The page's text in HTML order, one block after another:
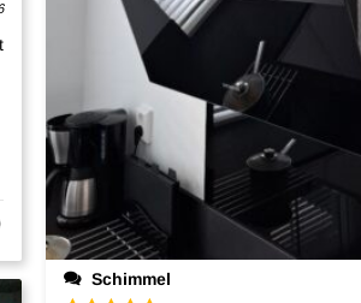
Schimmel